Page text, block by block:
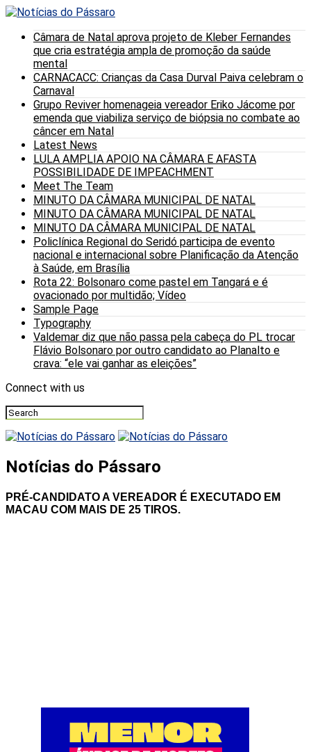
Câmara de Natal aprova projeto de Kleber Fernandes
que cria estratégia ampla de promoção da saúde
mental
CARNACACC: Crianças da Casa Durval Paiva celebram o
Carnaval
Grupo Reviver homenageia vereador Eriko Jácome por
emenda que viabiliza serviço de biópsia no combate ao
câncer em Natal
Latest News
LULA AMPLIA APOIO NA CÂMARA E AFASTA
POSSIBILIDADE DE IMPEACHMENT
Meet The Team
MINUTO DA CÂMARA MUNICIPAL DE NATAL
MINUTO DA CÂMARA MUNICIPAL DE NATAL
MINUTO DA CÂMARA MUNICIPAL DE NATAL
Policlínica Regional do Seridó participa de evento
nacional e internacional sobre Planificação da Atenção
à Saúde, em Brasília
Rota 22: Bolsonaro come pastel em Tangará e é
ovacionado por multidão; Vídeo
Sample Page
Typography
Valdemar diz que não passa pela cabeça do PL trocar
Flávio Bolsonaro por outro candidato ao Planalto e
crava: “ele vai ganhar as eleições”
Connect with us
Notícias do Pássaro
PRÉ-CANDIDATO A VEREADOR É EXECUTADO EM
MACAU COM MAIS DE 25 TIROS.